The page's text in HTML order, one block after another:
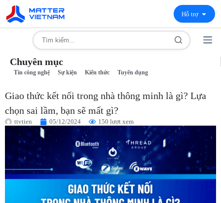
Hỗ trợ
Chuyên mục
Tin công nghệ Sự kiện Kiến thức Tuyển dụng
Giao thức kết nối trong nhà thông minh là gì? Lựa
chọn sai lầm, bạn sẽ mất gì?
ttvtien 05/12/2024 150 lượt xem